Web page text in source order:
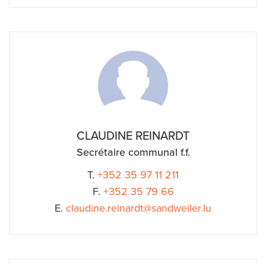
CLAUDINE REINARDT
Secrétaire communal f.f.
T. +352 35 97 11 211
F. +352 35 79 66
E. claudine.reinardt@sandweiler.lu